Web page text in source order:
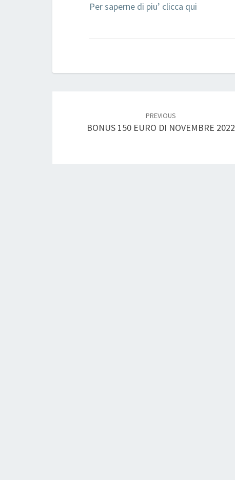
Per saperne di piu’ clicca qui
PREVIOUS
BONUS 150 EURO DI NOVEMBRE 2022